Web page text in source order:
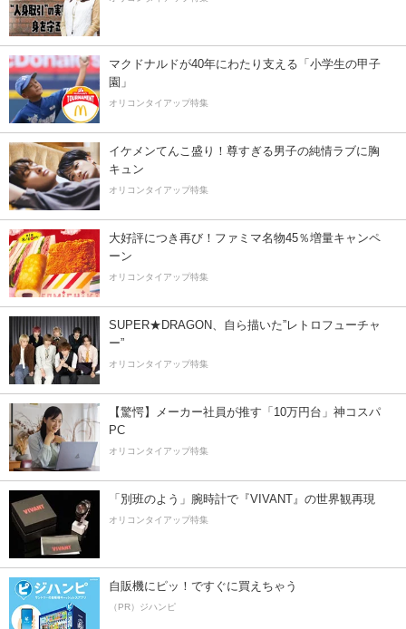
マクドナルドが40年にわたり支える「小学生の甲子
園」
オリコンタイアップ特集
イケメンてんこ盛り！尊すぎる男子の純情ラブに胸
キュン
オリコンタイアップ特集
大好評につき再び！ファミマ名物45％増量キャンペ
ーン
オリコンタイアップ特集
SUPER★DRAGON、自ら描いた”レトロフューチャ
ー”
オリコンタイアップ特集
【驚愕】メーカー社員が推す「10万円台」神コスパ
PC
オリコンタイアップ特集
「別班のよう」腕時計で『VIVANT』の世界観再現
オリコンタイアップ特集
自販機にピッ！ですぐに買えちゃう
（PR）ジハンピ